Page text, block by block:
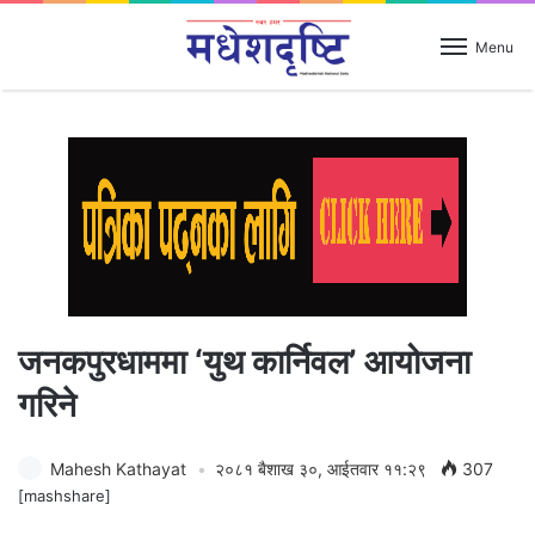
Menu
जनकपुरधाममा ‘युथ कार्निवल’ आयोजना
गरिने
Mahesh Kathayat २०८१ बैशाख ३०, आईतवार ११:२९ 307
[mashshare]